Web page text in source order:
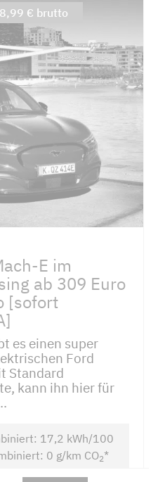
E im
ab 309 Euro
[sofort
es einen super
Ford
Standard
kann ihn hier für
17,2 kWh/100
0 g/km CO2*
€ brutto